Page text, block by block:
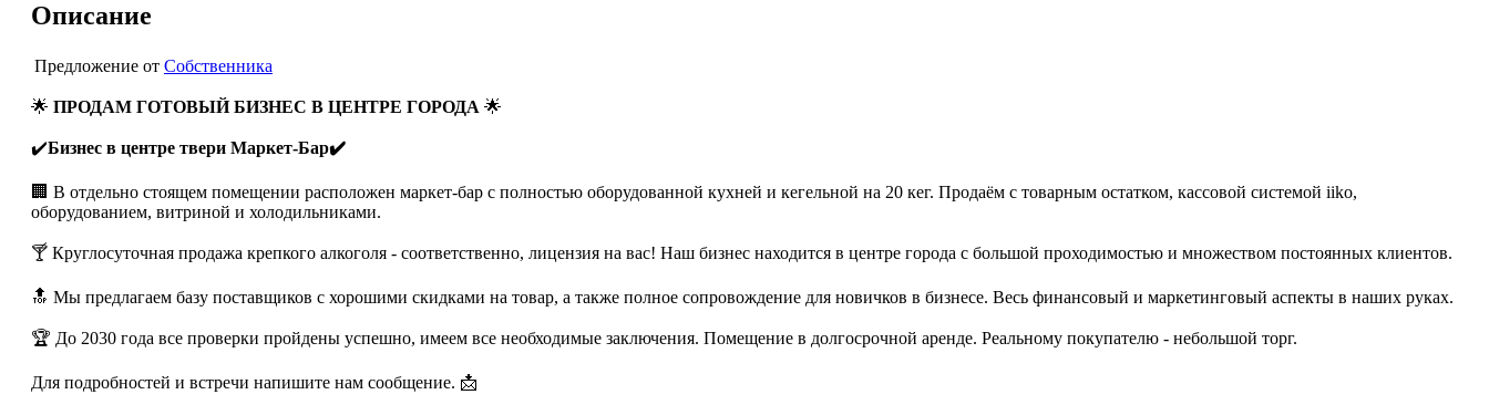
Описание
Предложение от Собственника
🌟 ПРОДАМ ГОТОВЫЙ БИЗНЕС В ЦЕНТРЕ ГОРОДА 🌟
✔️Бизнес в центре твери Маркет-Бар✔️
🏢 В отдельно стоящем помещении расположен маркет-бар с полностью оборудованной кухней и кегельной на 20 кег. Продаём с товарным остатком, кассовой системой iiko,
оборудованием, витриной и холодильниками.
🍸 Круглосуточная продажа крепкого алкоголя - соответственно, лицензия на вас! Наш бизнес находится в центре города с большой проходимостью и множеством постоянных клиентов.
🔝 Мы предлагаем базу поставщиков с хорошими скидками на товар, а также полное сопровождение для новичков в бизнесе. Весь финансовый и маркетинговый аспекты в наших руках.
🏆 До 2030 года все проверки пройдены успешно, имеем все необходимые заключения. Помещение в долгосрочной аренде. Реальному покупателю - небольшой торг.
Для подробностей и встречи напишите нам сообщение. 📩